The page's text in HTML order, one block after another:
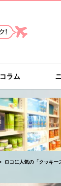
コラム
ロコに人気の「クッキー